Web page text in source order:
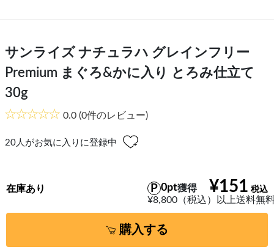
サンライズ ナチュラハ グレインフリー
Premium まぐろ&かに入り とろみ仕立て
30g
0.0 (0件のレビュー)
20 人がお気に入りに登録中
¥151
0pt獲得
¥8,800（税込）以上送料無
在庫あり
購入する